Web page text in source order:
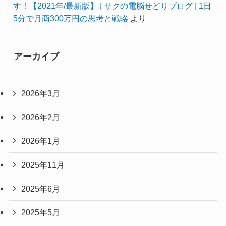
す！【2021年/最新版】 | サクの電脳せどりブログ | 1日
5分で月商300万円の思考と戦略 より
アーカイブ
2026年3月
2026年2月
2026年1月
2025年11月
2025年6月
2025年5月